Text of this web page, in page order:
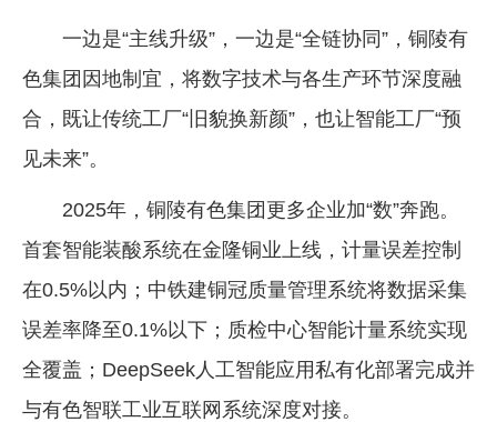
一边是“主线升级”，一边是“全链协同”，铜陵有
色集团因地制宜，将数字技术与各生产环节深度融
合，既让传统工厂“旧貌换新颜”，也让智能工厂“预
见未来”。
2025年，铜陵有色集团更多企业加“数”奔跑。
首套智能装酸系统在金隆铜业上线，计量误差控制
在0.5%以内；中铁建铜冠质量管理系统将数据采集
误差率降至0.1%以下；质检中心智能计量系统实现
全覆盖；DeepSeek人工智能应用私有化部署完成并
与有色智联工业互联网系统深度对接。